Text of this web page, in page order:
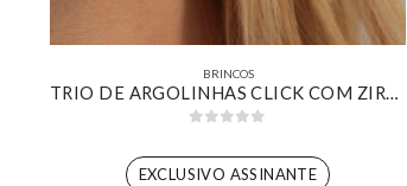
BRINCOS
TRIO DE ARGOLINHAS CLICK COM ZIRCÔNIAS AMARELAS BANHADO EM OURO BRANCO
EXCLUSIVO ASSINANTE